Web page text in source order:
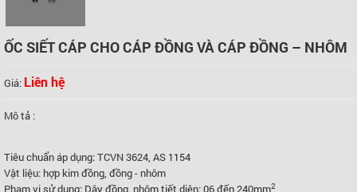
ỐC SIẾT CÁP CHO CÁP ĐỒNG VÀ CÁP ĐỒNG – NHÔM
Giá: Liên hệ
Mô tả :
Tiêu chuẩn áp dụng: TCVN 3624, AS 1154
Vật liệu: hợp kim đồng, đồng - nhôm
Phạm vi sử dụng: Dây đồng, nhôm tiết diện: 06 đến 240mm2